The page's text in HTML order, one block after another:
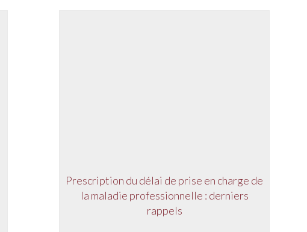
Prescription du délai de prise en charge de
la maladie professionnelle : derniers
rappels